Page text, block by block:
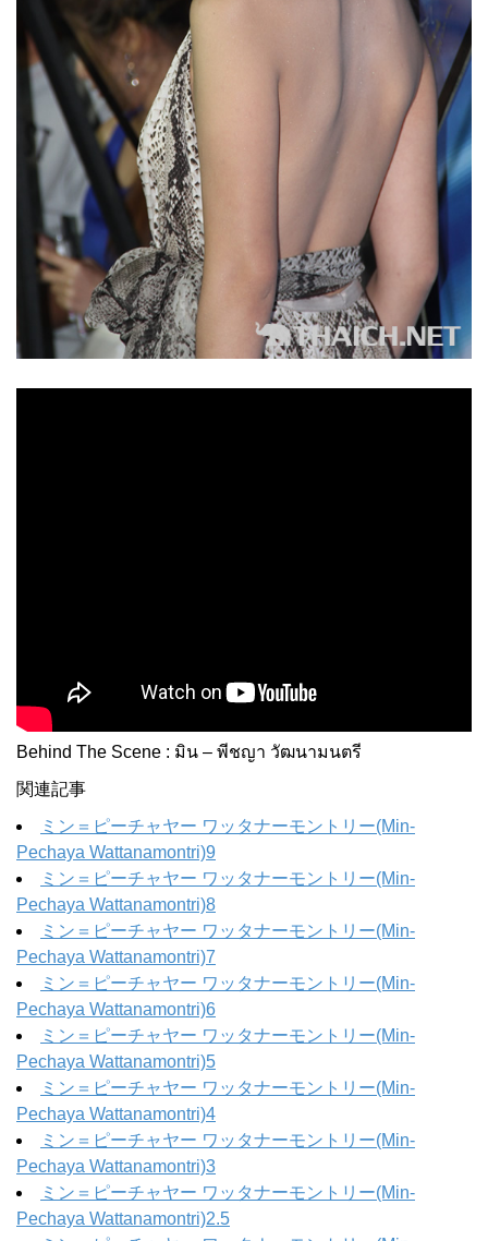
Behind The Scene : มิน – พีชญา วัฒนามนตรี
関連記事
ミン＝ピーチャヤー ワッタナーモントリー(Min-
Pechaya Wattanamontri)9
ミン＝ピーチャヤー ワッタナーモントリー(Min-
Pechaya Wattanamontri)8
ミン＝ピーチャヤー ワッタナーモントリー(Min-
Pechaya Wattanamontri)7
ミン＝ピーチャヤー ワッタナーモントリー(Min-
Pechaya Wattanamontri)6
ミン＝ピーチャヤー ワッタナーモントリー(Min-
Pechaya Wattanamontri)5
ミン＝ピーチャヤー ワッタナーモントリー(Min-
Pechaya Wattanamontri)4
ミン＝ピーチャヤー ワッタナーモントリー(Min-
Pechaya Wattanamontri)3
ミン＝ピーチャヤー ワッタナーモントリー(Min-
Pechaya Wattanamontri)2.5